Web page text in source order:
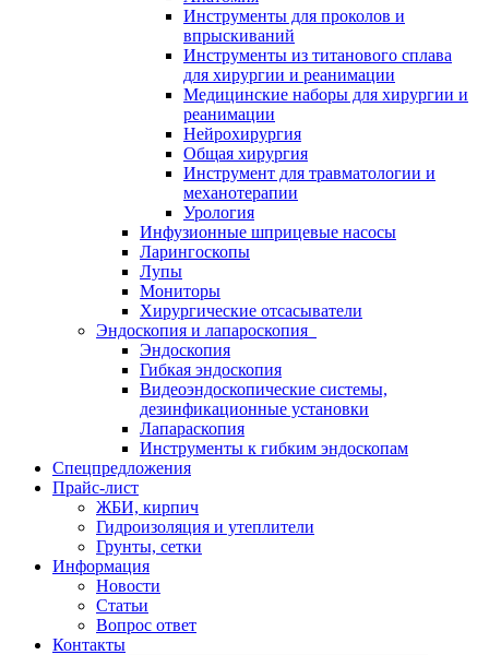
Инструменты для проколов и
впрыскиваний
Инструменты из титанового сплава
для хирургии и реанимации
Медицинские наборы для хирургии и
реанимации
Нейрохирургия
Общая хирургия
Инструмент для травматологии и
механотерапии
Урология
Инфузионные шприцевые насосы
Ларингоскопы
Лупы
Мониторы
Хирургические отсасыватели
Эндоскопия и лапароскопия
Эндоскопия
Гибкая эндоскопия
Видеоэндоскопические системы,
дезинфикационные установки
Лапараскопия
Инструменты к гибким эндоскопам
Спецпредложения
Прайс-лист
ЖБИ, кирпич
Гидроизоляция и утеплители
Грунты, сетки
Информация
Новости
Статьи
Вопрос ответ
Контакты